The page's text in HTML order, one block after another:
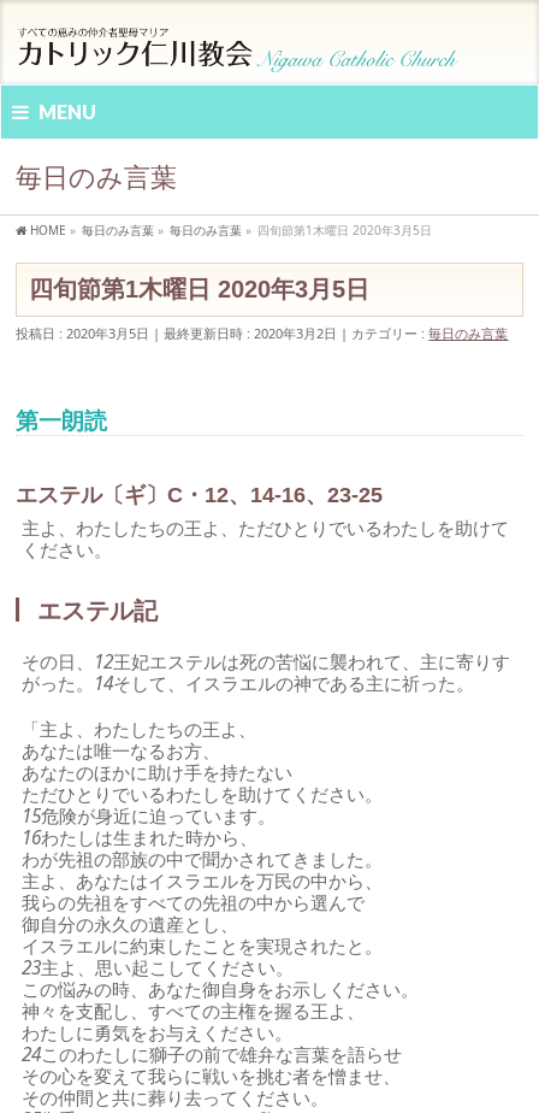
MENU
毎日のみ言葉
HOME » 毎日のみ言葉 » 毎日のみ言葉 » 四旬節第1木曜日 2020年3月5日
四旬節第1木曜日 2020年3月5日
投稿日 : 2020年3月5日 最終更新日時 : 2020年3月2日 カテゴリー :毎日のみ言葉
第一朗読
エステル〔ギ〕C・12、14-16、23-25
主よ、わたしたちの王よ、ただひとりでいるわたしを助けて
ください。
エステル記
その日、 12王妃エステルは死の苦悩に襲われて、主に寄りす
がった。 14そして、イスラエルの神である主に祈った。
「主よ、わたしたちの王よ、
あなたは唯一なるお方、
あなたのほかに助け手を持たない
ただひとりでいるわたしを助けてください。
15危険が身近に迫っています。
16わたしは生まれた時から、
わが先祖の部族の中で聞かされてきました。
主よ、あなたはイスラエルを万民の中から、
我らの先祖をすべての先祖の中から選んで
御自分の永久の遺産とし、
イスラエルに約束したことを実現されたと。
23主よ、思い起こしてください。
この悩みの時、あなた御自身をお示しください。
神々を支配し、すべての主権を握る王よ、
わたしに勇気をお与えください。
24このわたしに獅子の前で雄弁な言葉を語らせ
その心を変えて我らに戦いを挑む者を憎ませ、
その仲間と共に葬り去ってください。